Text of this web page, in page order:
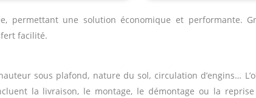
permettant une solution économique et performante.
facilité.
sous plafond, nature du sol, circulation d’engins…
la livraison, le montage, le démontage ou la reprise